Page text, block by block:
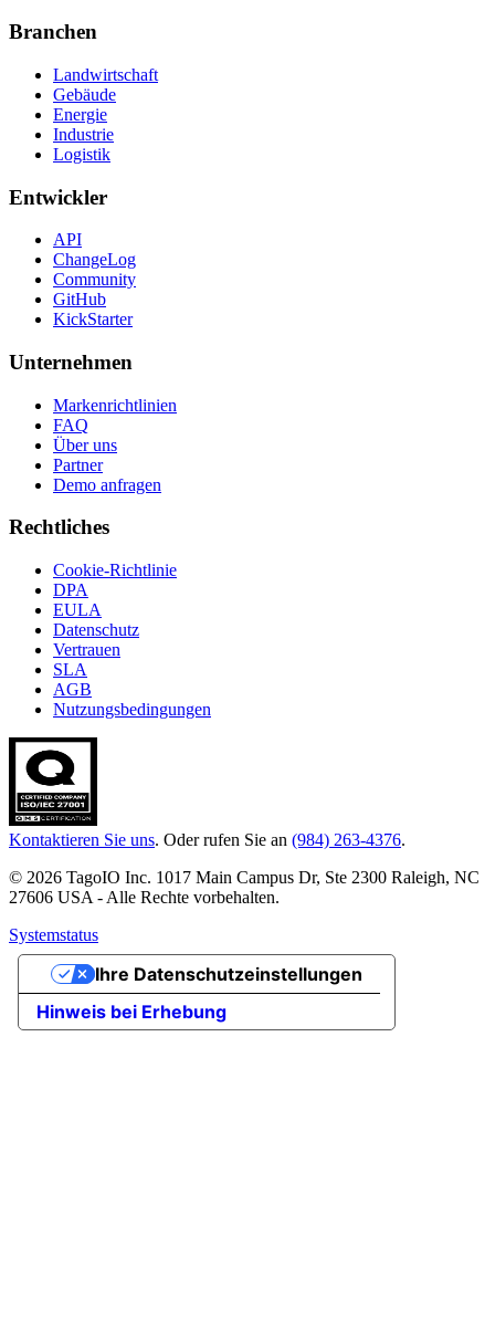
Branchen
Landwirtschaft
Gebäude
Energie
Industrie
Logistik
Entwickler
API
ChangeLog
Community
GitHub
KickStarter
Unternehmen
Markenrichtlinien
FAQ
Über uns
Partner
Demo anfragen
Rechtliches
Cookie-Richtlinie
DPA
EULA
Datenschutz
Vertrauen
SLA
AGB
Nutzungsbedingungen
Kontaktieren Sie uns. Oder rufen Sie an (984) 263-4376.
© 2026 TagoIO Inc. 1017 Main Campus Dr, Ste 2300 Raleigh, NC
27606 USA - Alle Rechte vorbehalten.
Systemstatus
Hinweis bei Erhebung
Ihre Datenschutzeinstellungen